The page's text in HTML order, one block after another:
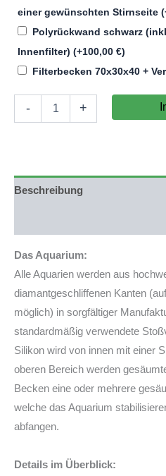
einer gewünschten Stirnseite
Polyrückwand schwarz
Innenfilter) (+100,00 €)
Filterbecken 70x30x40 +
-
Individuell
+
Beschreibung
Das Aquarium:
Alle Aquarien werden aus
diamantgeschliffenen Kanten
möglich) in sorgfältiger
standardmäßig verwendete
Silikon wird von innen mit einer
oberen Bereich werden
Becken eine oder mehrere
welche das Aquarium
abfangen.
Details im Überblick: